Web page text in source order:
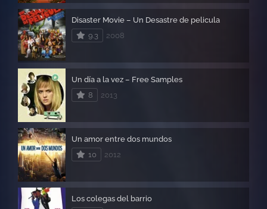
Disaster Movie – Un Desastre de pelicula
9.3
2008
Un día a la vez – Free Samples
8
2013
Un amor entre dos mundos
10
2012
Los colegas del barrio